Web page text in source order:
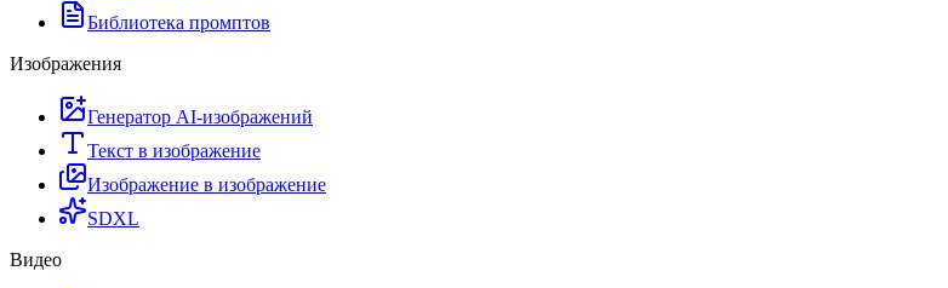
Библиотека промптов
Изображения
Генератор AI-изображений
Текст в изображение
Изображение в изображение
SDXL
Видео